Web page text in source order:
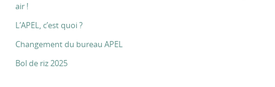
air !
L’APEL, c’est quoi ?
Changement du bureau APEL
Bol de riz 2025